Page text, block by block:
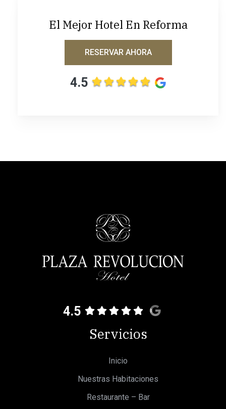
El Mejor Hotel En Reforma
RESERVAR AHORA
4.5
4.5
Servicios
Inicio
Nuestras Habitaciones
Restaurante – Bar